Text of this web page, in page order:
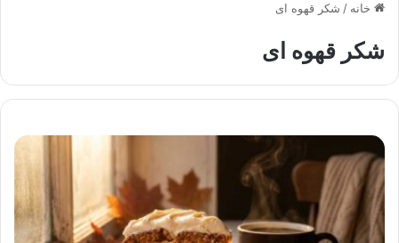
خانه / شکر قهوه ای
شکر قهوه ای